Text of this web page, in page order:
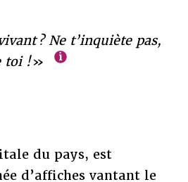
? Ne t’inquiète pas,
toi !»
du pays, est
d’affiches vantant le